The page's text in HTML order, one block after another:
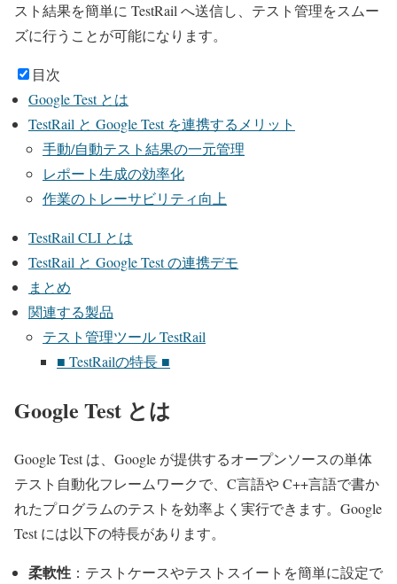
スト結果を簡単に TestRail へ送信し、テスト管理をスムー
ズに行うことが可能になります。
目次
Google Test とは
TestRail と Google Test を連携するメリット
手動/自動テスト結果の一元管理
レポート生成の効率化
作業のトレーサビリティ向上
TestRail CLI とは
TestRail と Google Test の連携デモ
まとめ
関連する製品
テスト管理ツール TestRail
■ TestRailの特長 ■
Google Test とは
Google Test は、Google が提供するオープンソースの単体
テスト自動化フレームワークで、C言語や C++言語で書か
れたプログラムのテストを効率よく実行できます。Google
Test には以下の特長があります。
柔軟性 ：テストケースやテストスイートを簡単に設定で